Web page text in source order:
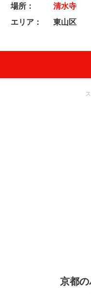
場所：
清水寺
エリア：
東山区
京都の